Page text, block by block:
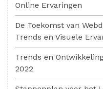
Online Ervaringen
De Toekomst van
Trends en Visuele
Trends en
2022